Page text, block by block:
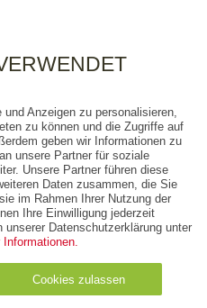
Bestseller
Anzeigen zu personalisieren,
zu können und die Zugriffe auf
geben wir Informationen zu
unsere Partner für soziale
Unsere Partner führen diese
Daten zusammen, die Sie
im Rahmen Ihrer Nutzung der
Ihre Einwilligung jederzeit
Datenschutzerklärung unter
Informationen.
Cookies zulassen